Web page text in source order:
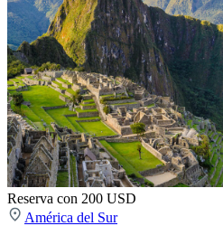
Reserva con 200 USD
América del Sur